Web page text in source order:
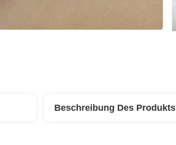
Beschreibung Des Produkts